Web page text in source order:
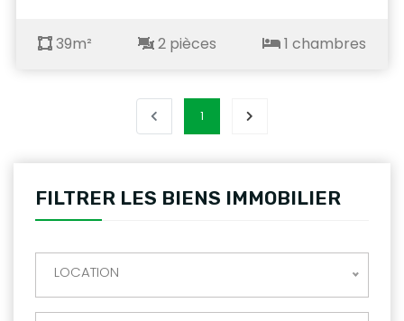
39m² 2 pièces 1 chambres
1
FILTRER LES BIENS IMMOBILIER
LOCATION